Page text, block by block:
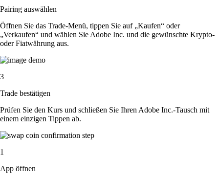
Pairing auswählen
Öffnen Sie das Trade-Menü, tippen Sie auf „Kaufen“ oder
„Verkaufen“ und wählen Sie Adobe Inc. und die gewünschte Krypto-
oder Fiatwährung aus.
3
Trade bestätigen
Prüfen Sie den Kurs und schließen Sie Ihren Adobe Inc.-Tausch mit
einem einzigen Tippen ab.
1
App öffnen